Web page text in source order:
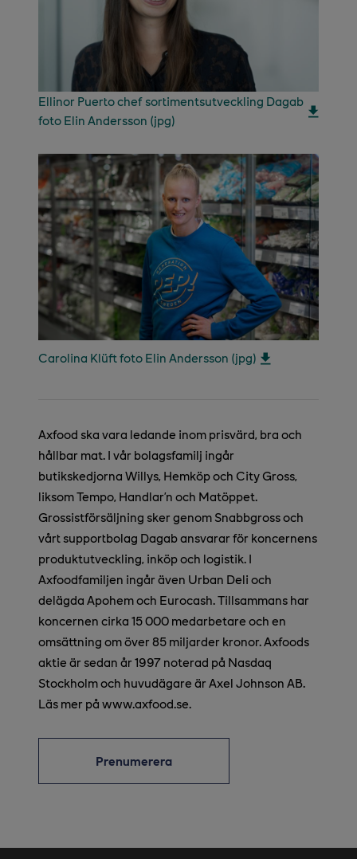
Ellinor Puerto chef sortimentsutveckling Dagab
foto Elin Andersson (jpg)
Carolina Klüft foto Elin Andersson (jpg)
Axfood ska vara ledande inom prisvärd, bra och
hållbar mat. I vår bolagsfamilj ingår
butikskedjorna Willys, Hemköp och City Gross,
liksom Tempo, Handlar’n och Matöppet.
Grossistförsäljning sker genom Snabbgross och
vårt supportbolag Dagab ansvarar för koncernens
produktutveckling, inköp och logistik. I
Axfoodfamiljen ingår även Urban Deli och
delägda Apohem och Eurocash. Tillsammans har
koncernen cirka 15 000 medarbetare och en
omsättning om över 85 miljarder kronor. Axfoods
aktie är sedan år 1997 noterad på Nasdaq
Stockholm och huvudägare är Axel Johnson AB.
Läs mer på www.axfood.se.
Prenumerera